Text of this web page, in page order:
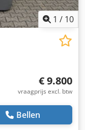
1 / 10
€ 9.800
vraagprijs excl. btw
Bellen